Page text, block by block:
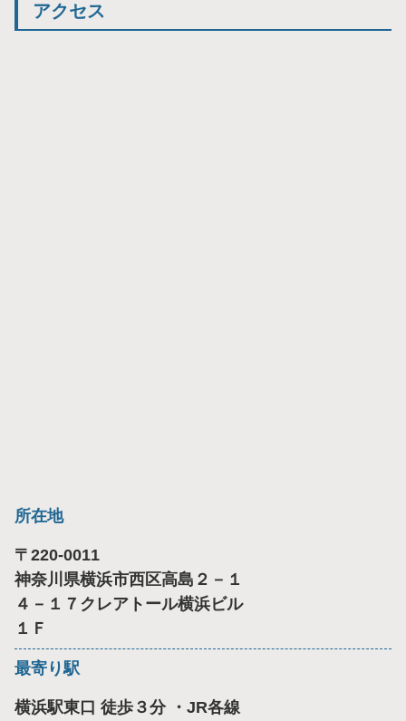
アクセス
所在地
〒 220-0011
神奈川県横浜市西区高島２－１
４－１７クレアトール横浜ビル
１Ｆ
最寄り駅
横浜駅東口 徒歩３分 ・JR各線